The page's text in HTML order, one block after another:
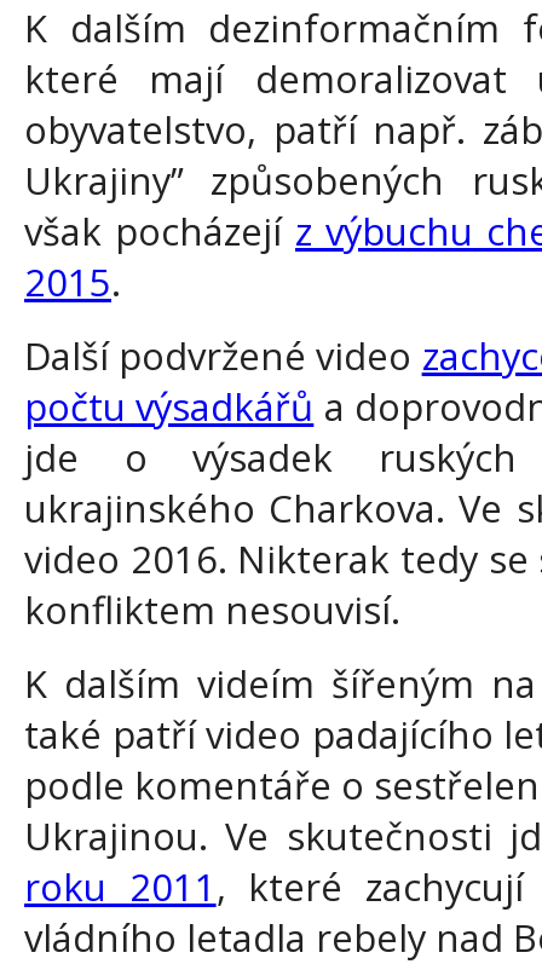
K dalším dezinformačním
které mají demoralizovat
obyvatelstvo, patří např.
Ukrajiny” způsobených
však pocházejí z výbuchu
2015.
Další podvržené video
počtu výsadkářů a
jde o výsadek ruských
ukrajinského Charkova. Ve
video 2016. Nikterak tedy
konfliktem nesouvisí.
K dalším videím šířeným
také patří video padajícího
podle komentáře o
Ukrajinou. Ve skutečnosti
roku 2011 , které
vládního letadla rebely nad